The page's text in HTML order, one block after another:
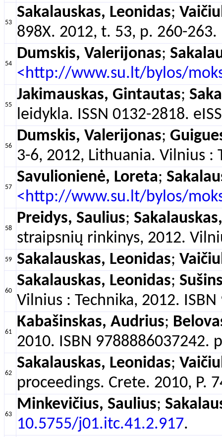
53
Sakalauskas, Leonidas;
898X. 2012, t. 53, p. 260-
54
Dumskis, Valerijonas;
<http://www.su.lt/bylos/
55
Jakimauskas, Gintautas;
leidykla. ISSN 0132-2818.
56
Dumskis, Valerijonas;
3-6, 2012, Lithuania. Vilnius :
57
Savulionienė, Loreta;
<http://www.su.lt/bylos/
58
Preidys, Saulius;
straipsnių rinkinys, 2012.
59 Sakalauskas, Leonidas;
60
Sakalauskas, Leonidas;
Vilnius : Technika, 2012.
61
Kabašinskas, Audrius;
2010. ISBN 9788886037242.
62
Sakalauskas, Leonidas;
proceedings. Crete. 2010, P.
63
Minkevičius, Saulius;
10.5755/j01.itc.41.2.917.